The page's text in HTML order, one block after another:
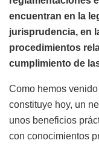
encuentran en la
jurisprudencia, en
procedimientos
cumplimiento de
Como hemos
constituye hoy, un
unos beneficios
con conocimientos